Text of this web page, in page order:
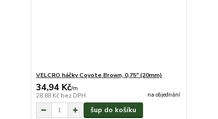
VELCRO háčky Coyote Brown, 0,75" (20mm)
34,94 Kč/m
28,88 Kč bez DPH na objednání
šup do košíku